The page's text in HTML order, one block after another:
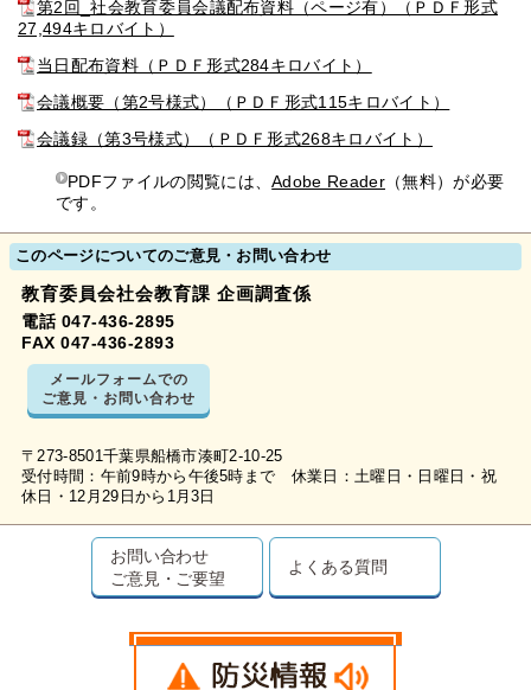
第2回_社会教育委員会議配布資料（ページ有）（ＰＤＦ形式
27,494キロバイト）
当日配布資料（ＰＤＦ形式284キロバイト）
会議概要（第2号様式）（ＰＤＦ形式115キロバイト）
会議録（第3号様式）（ＰＤＦ形式268キロバイト）
PDFファイルの閲覧には、Adobe Reader （無料）が必要
です。
このページについてのご意見・お問い合わせ
教育委員会社会教育課 企画調査係
電話 047-436-2895
FAX 047-436-2893
メールフォームでの
ご意見・お問い合わせ
〒273-8501千葉県船橋市湊町2-10-25
受付時間：午前9時から午後5時まで 休業日：土曜日・日曜日・祝
休日・12月29日から1月3日
お問い合わせ
ご意見・ご要望
よくある質問